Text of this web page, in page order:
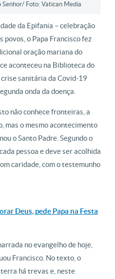
Senhor/ Foto: Vatican Media
da Epifania – celebração
povos, o Papa Francisco fez
oração mariana do
aconteceu na Biblioteca do
sanitária da Covid-19
onda da doença.
não conhece fronteiras, a
mas o mesmo acontecimento
o Santo Padre. Segundo o
pessoa e deve ser acolhida
caridade, com o testemunho
Deus, pede Papa na Festa
no evangelho de hoje,
Francisco. No texto, o
há trevas e, neste